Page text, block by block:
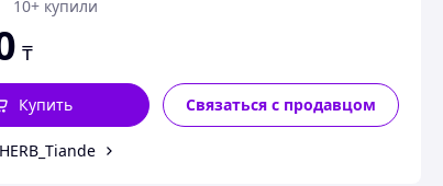
10+ купили
₸
Купить Связаться с продавцом